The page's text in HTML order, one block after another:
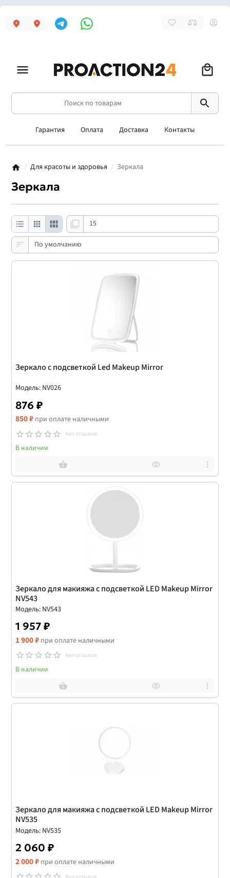
Гарантия Оплата Доставка Контакты
Для красоты и здоровья Зеркала
Зеркала
Зеркало с подсветкой Led Makeup Mirror
Модель: NV026
876 ₽
850 ₽ при оплате наличными
Нет отзывов
В наличии
Зеркало для макияжа с подсветкой LED Makeup Mirror
NV543
Модель: NV543
1 957 ₽
1 900 ₽ при оплате наличными
Нет отзывов
В наличии
Зеркало для макияжа с подсветкой LED Makeup Mirror
NV535
Модель: NV535
2 060 ₽
2 000 ₽ при оплате наличными